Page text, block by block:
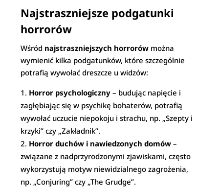
Najstraszniejsze podgatunki
horrorów
Wśród najstraszniejszych horrorów można
wymienić kilka podgatunków, które szczególnie
potrafią wywołać dreszcze u widzów:
Horror psychologiczny – budując napięcie i
zagłębiając się w psychikę bohaterów, potrafią
wywołać uczucie niepokoju i strachu, np. „Szepty i
krzyki” czy „Zakładnik”.
Horror duchów i nawiedzonych domów –
związane z nadprzyrodzonymi zjawiskami, często
wykorzystują motyw niewidzialnego zagrożenia,
np. „Conjuring” czy „The Grudge”.